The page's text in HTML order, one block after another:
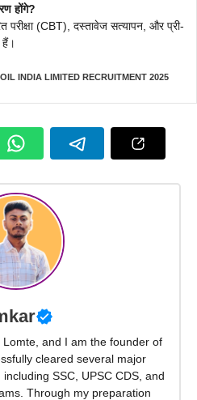
होंगे?
परीक्षा (CBT), दस्तावेज सत्यापन, और प्री-
हैं।
OIL INDIA LIMITED RECRUITMENT 2025
and I am the founder of
cleared several major
SSC, UPSC CDS, and
Through my preparation